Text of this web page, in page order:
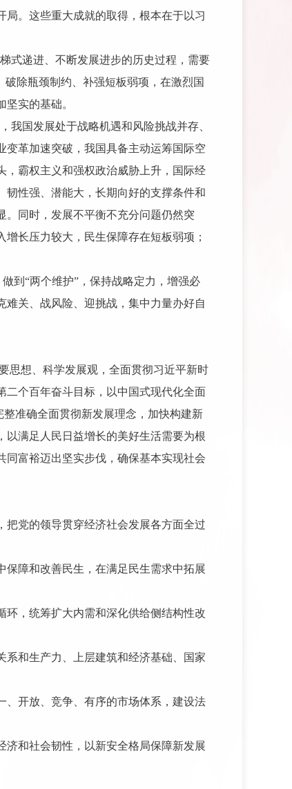
。这些重大成就的取得，根本在于以习
式递进、不断发展进步的历史过程，需要
除瓶颈制约、补强短板弱项，在激烈国
实的基础。
我国发展处于战略机遇和风险挑战并存、
革加速突破，我国具备主动运筹国际空
，霸权主义和强权政治威胁上升，国际经
性强、潜能大，长期向好的支撑条件和
。同时，发展不平衡不充分问题仍然突
长压力较大，民生保障存在短板弱项；
到“两个维护”，保持战略定力，增强必
关、战风险、迎挑战，集中力量办好自
思想、科学发展观，全面贯彻习近平新时
二个百年奋斗目标，以中国式现代化全面
准确全面贯彻新发展理念，加快构建新
满足人民日益增长的美好生活需要为根
富裕迈出坚实步伐，确保基本实现社会
党的领导贯穿经济社会发展各方面全过
障和改善民生，在满足民生需求中拓展
，统筹扩大内需和深化供给侧结构性改
和生产力、上层建筑和经济基础、国家
开放、竞争、有序的市场体系，建设法
和社会韧性，以新安全格局保障新发展